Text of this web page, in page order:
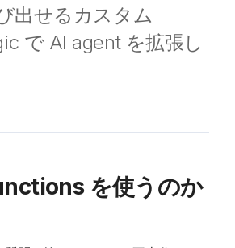
出せるカスタム
で AI agent を拡張し
を使うのか